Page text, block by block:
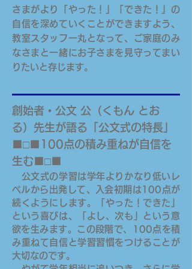
さまがより「やった！」「できた！」の
自信を深めていくことができますよう、
教室スタッフ一丸となって、ご家庭のみ
なさまと一緒にお子さまを見守ってまい
りたいと存じます。
創始者・公文 公（くもん とお
る）先生が語る「公文式の特長」
■□■100点の積み重ねが自信を
生む■□■
公文式の学習は学年よりかなり低いレ
ベルから出発して、入会初期は100点が
続くようにします。「やった！できた」
という喜びは、「よし、次も」という意
欲を生みます。この段階で、100点を積
み重ねて自信と学習習慣をつけることが
大切なのです。